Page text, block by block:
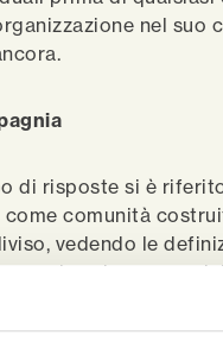
nel suo
di risposte si è
comunità
vedendo le
le esigenze
emotive dei
e persino